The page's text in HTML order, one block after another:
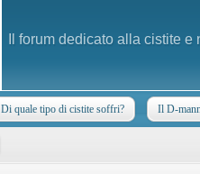
Il forum dedicato alla cistite
Di quale tipo di cistite soffri? Il D-